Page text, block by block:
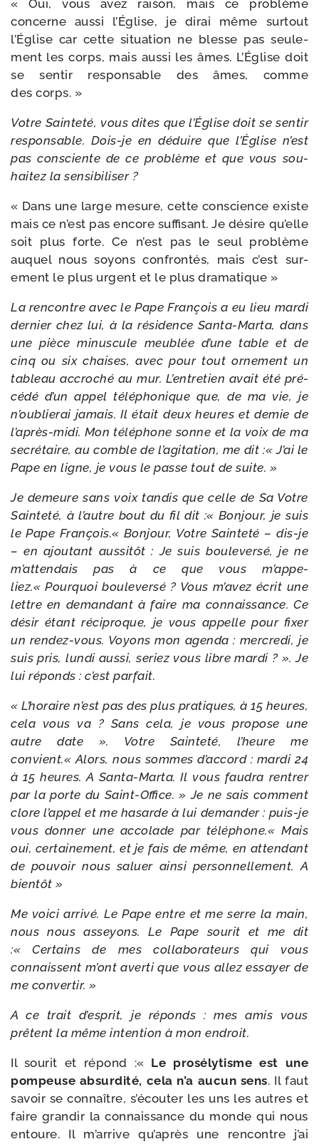
« Oui, vous avez rai­son, mais ce pro­blème
concerne aus­si l’Église, je dirai même sur­tout
l’Église car cette situa­tion ne blesse pas seule­
ment les corps, mais aus­si les âmes. L’Église doit
se sen­tir res­pon­sable des âmes, comme
des corps. »
Votre Sainteté, vous dites que l’Église doit se sen­tir
res­pon­sable. Dois-​je en déduire que l’Église n’est
pas consciente de ce pro­blème et que vous sou­
hai­tez la sensibiliser ?
« Dans une large mesure, cette conscience existe
mais ce n’est pas encore suf­fi­sant. Je désire qu’elle
soit plus forte. Ce n’est pas le seul pro­blème
auquel nous soyons confron­tés, mais c’est sur­
ement le plus urgent et le plus dramatique »
La ren­contre avec le Pape François a eu lieu mar­di
der­nier chez lui, à la rési­dence Santa-​Marta, dans
une pièce minus­cule meu­blée d’une table et de
cinq ou six chaises, avec pour tout orne­ment un
tableau accro­ché au mur. L’entretien avait été pré­
cé­dé d’un appel télé­pho­nique que, de ma vie, je
n’ou­blie­rai jamais.Il était deux heures et demie de
l’après-​midi. Mon télé­phone sonne et la voix de ma
secré­taire, au comble de l’a­gi­ta­tion, me dit :« J’ai le
Pape en ligne, je vous le passe tout de suite. »
Je demeure sans voix tan­dis que celle de Sa Votre
Sainteté, à l’autre bout du fil dit :« Bonjour, je suis
le Pape François.« Bonjour, Votre Sainteté – dis-​je
– en ajou­tant aus­si­tôt : Je suis bou­le­ver­sé, je ne
m’at­ten­dais pas à ce que vous m’ap­pe­
liez.« Pourquoi bou­le­ver­sé ? Vous m’a­vez écrit une
lettre en deman­dant à faire ma connais­sance. Ce
désir étant réci­proque, je vous appelle pour fixer
un rendez-​vous. Voyons mon agen­da : mer­cre­di, je
suis pris, lun­di aus­si, seriez vous libre mar­di ? ». Je
lui réponds : c’est parfait.
« L’horaire n’est pas des plus pra­tiques, à 15 heures,
cela vous va ? Sans cela, je vous pro­pose une
autre date ». Votre Sainteté, l’heure me
convient.« Alors, nous sommes d’ac­cord : mar­di 24
à 15 heures. A Santa-​Marta. Il vous fau­dra ren­trer
par la porte du Saint-​Office. »Je ne sais com­ment
clore l’ap­pel et me hasarde à lui deman­der : puis-​je
vous don­ner une acco­lade par télé­phone.« Mais
oui, cer­tai­ne­ment, et je fais de même, en atten­dant
de pou­voir nous saluer ain­si per­son­nel­le­ment. A
bientôt »
Me voi­ci arri­vé. Le Pape entre et me serre la main,
nous nous asseyons. Le Pape sou­rit et me dit
:« Certains de mes col­la­bo­ra­teurs qui vous
connaissent m’ont aver­ti que vous allez essayer de
me convertir. »
A ce trait d’es­prit, je réponds : mes amis vous
prêtent la même inten­tion à mon endroit.
Il sou­rit et répond :« Le pro­sé­ly­tisme est une
pom­peuse absur­di­té, cela n’a aucun sens. Il faut
savoir se connaître, s’é­cou­ter les uns les autres et
faire gran­dir la connais­sance du monde qui nous
entoure. Il m’ar­rive qu’a­près une ren­contre j’ai